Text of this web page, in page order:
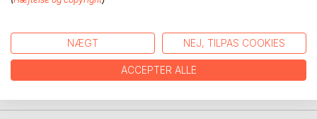
En selvudviklingsbog i en helt ny og anderledes form, der
arbejder på forskellige sanseniveauer gennem en
spændende blanding af visuelle rejser, øvelser, spørgsmål,
NÆGT NEJ, TILPAS COOKIES
ACCEPTER ALLE